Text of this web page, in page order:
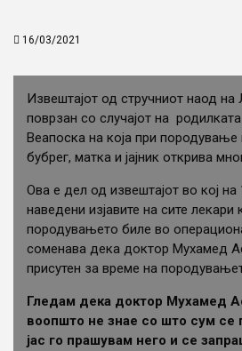
16/03/2021
Извештајот од стручниот наод
поврзан со случајот на
Веапоска на која при породување
бубрег, матка и јајник открива
Ова е дел од извештајот во кој на
наведени изјавите на сите
породувањето биле во
соменава дека доктор Мухамед
присутен за време на
Гледам дека доктор Мухамед
воопшто не знае со што сум се
јас го прашувам него и се